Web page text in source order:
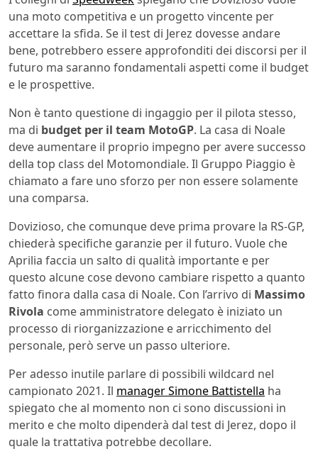
una moto competitiva e un progetto vincente per
accettare la sfida. Se il test di Jerez dovesse andare
bene, potrebbero essere approfonditi dei discorsi per il
futuro ma saranno fondamentali aspetti come il budget
e le prospettive.
Non è tanto questione di ingaggio per il pilota stesso,
ma di budget per il team MotoGP. La casa di Noale
deve aumentare il proprio impegno per avere successo
della top class del Motomondiale. Il Gruppo Piaggio è
chiamato a fare uno sforzo per non essere solamente
una comparsa.
Dovizioso, che comunque deve prima provare la RS-GP,
chiederà specifiche garanzie per il futuro. Vuole che
Aprilia faccia un salto di qualità importante e per
questo alcune cose devono cambiare rispetto a quanto
fatto finora dalla casa di Noale. Con l’arrivo di Massimo
Rivola come amministratore delegato è iniziato un
processo di riorganizzazione e arricchimento del
personale, però serve un passo ulteriore.
Per adesso inutile parlare di possibili wildcard nel
campionato 2021. Il manager Simone Battistella ha
spiegato che al momento non ci sono discussioni in
merito e che molto dipenderà dal test di Jerez, dopo il
quale la trattativa potrebbe decollare.